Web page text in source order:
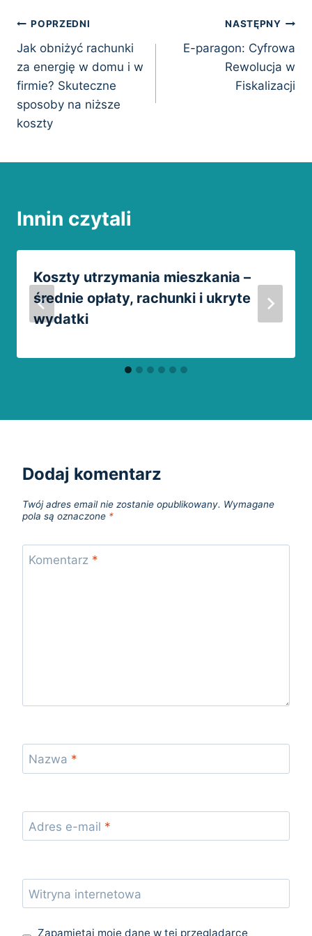
Nawigacja
wpisu
POPRZEDNI
Jak obniżyć rachunki
za energię w domu i w
firmie? Skuteczne
sposoby na niższe
koszty
NASTĘPNY
E-paragon: Cyfrowa
Rewolucja w
Fiskalizacji
Innin czytali
Koszty utrzymania mieszkania –
średnie opłaty, rachunki i ukryte
wydatki
Dodaj komentarz
Twój adres email nie zostanie opublikowany. Wymagane
pola są oznaczone *
Komentarz *
Nazwa *
Adres e-mail *
Witryna internetowa
Zapamiętaj moje dane w tej przeglądarce